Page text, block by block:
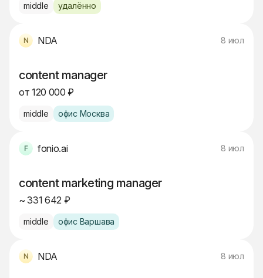
middle удалённо
NDA 8 июл
content manager
от 120 000 ₽
middle офис Москва
fonio.ai 8 июл
content marketing manager
~ 331 642 ₽
middle офис Варшава
NDA 8 июл